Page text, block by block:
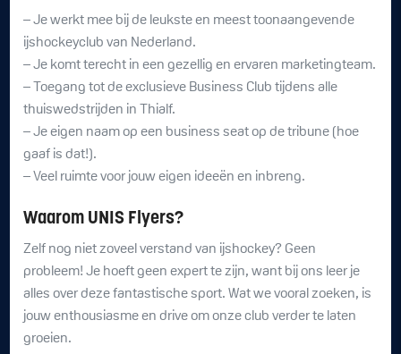
– Je werkt mee bij de leukste en meest toonaangevende
ijshockeyclub van Nederland.
– Je komt terecht in een gezellig en ervaren marketingteam.
– Toegang tot de exclusieve Business Club tijdens alle
thuiswedstrijden in Thialf.
– Je eigen naam op een business seat op de tribune (hoe
gaaf is dat!).
– Veel ruimte voor jouw eigen ideeën en inbreng.
Waarom UNIS Flyers?
Zelf nog niet zoveel verstand van ijshockey? Geen
probleem! Je hoeft geen expert te zijn, want bij ons leer je
alles over deze fantastische sport. Wat we vooral zoeken, is
jouw enthousiasme en drive om onze club verder te laten
groeien.